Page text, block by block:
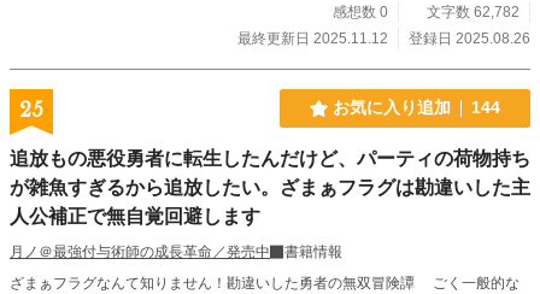
感想数 0
文字数 62,782
最終更新日 2025.11.12
登録日 2025.08.26
25 お気に入り追加 144
追放もの悪役勇者に転生したんだけど、パーティの荷物持ち
が雑魚すぎるから追放したい。ざまぁフラグは勘違いした主
人公補正で無自覚回避します
月ノ＠最強付与術師の成長革命／発売中
書籍情報
ざまぁフラグなんて知りません！勘違いした勇者の無双冒険譚 ごく一般的な